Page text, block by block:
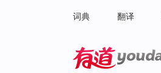
词典 翻译